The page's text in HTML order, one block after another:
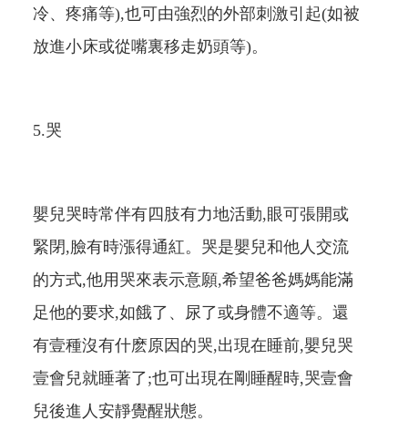
冷、疼痛等),也可由強烈的外部刺激引起(如被
放進小床或從嘴裏移走奶頭等)。
5.哭
嬰兒哭時常伴有四肢有力地活動,眼可張開或
緊閉,臉有時漲得通紅。哭是嬰兒和他人交流
的方式,他用哭來表示意願,希望爸爸媽媽能滿
足他的要求,如餓了、尿了或身體不適等。還
有壹種沒有什麽原因的哭,出現在睡前,嬰兒哭
壹會兒就睡著了;也可出現在剛睡醒時,哭壹會
兒後進人安靜覺醒狀態。